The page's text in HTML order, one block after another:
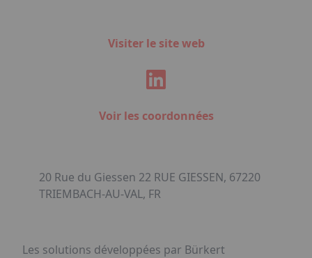
Visiter le site web
Voir les coordonnées
20 Rue du Giessen 22 RUE GIESSEN, 67220
TRIEMBACH-AU-VAL, FR
Les solutions développées par Bürkert